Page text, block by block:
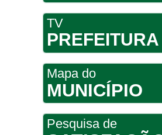
TV
PREFEITURA
Mapa do
MUNICÍPIO
Pesquisa de